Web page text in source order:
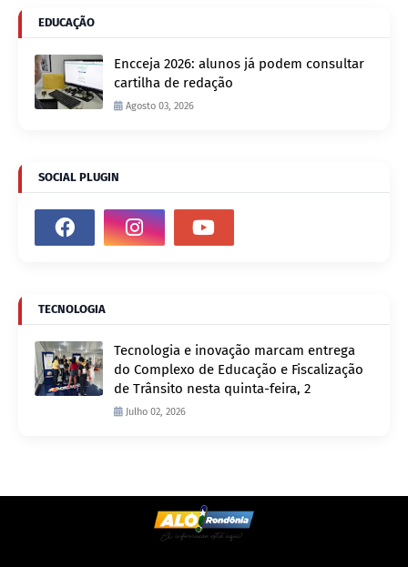
EDUCAÇÃO
Encceja 2026: alunos já podem consultar
cartilha de redação
Agosto 03, 2026
SOCIAL PLUGIN
TECNOLOGIA
Tecnologia e inovação marcam entrega
do Complexo de Educação e Fiscalização
de Trânsito nesta quinta-feira, 2
Julho 02, 2026